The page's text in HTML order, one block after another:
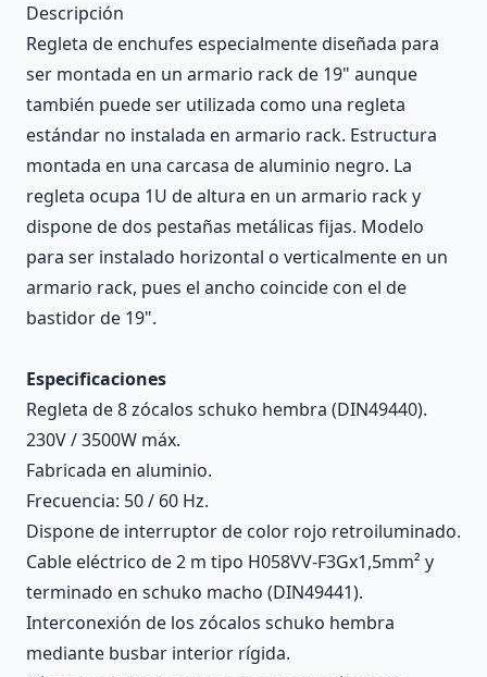
Descripción
Regleta de enchufes especialmente diseñada para
ser montada en un armario rack de 19" aunque
también puede ser utilizada como una regleta
estándar no instalada en armario rack. Estructura
montada en una carcasa de aluminio negro. La
regleta ocupa 1U de altura en un armario rack y
dispone de dos pestañas metálicas fijas. Modelo
para ser instalado horizontal o verticalmente en un
armario rack, pues el ancho coincide con el de
bastidor de 19".
Especificaciones
Regleta de 8 zócalos schuko hembra (DIN49440).
230V / 3500W máx.
Fabricada en aluminio.
Frecuencia: 50 / 60 Hz.
Dispone de interruptor de color rojo retroiluminado.
Cable eléctrico de 2 m tipo H058VV-F3Gx1,5mm² y
terminado en schuko macho (DIN49441).
Interconexión de los zócalos schuko hembra
mediante busbar interior rígida.